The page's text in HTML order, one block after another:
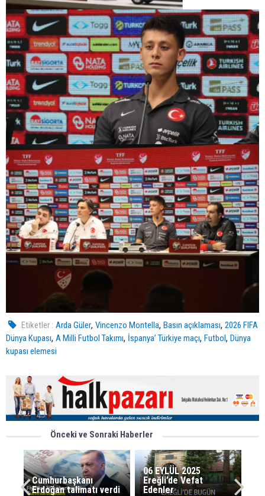
Etiketler : Arda Güler,Vincenzo Montella,Basın açıklaması,2026 FIFA
Dünya Kupası, A Milli Futbol Takımı, İspanya’ Türkiye maçı, Futbol , Dünya
kupası elemesi
Önceki ve Sonraki Haberler
Cumhurbaşkanı
Erdoğan talimatı verdi
06 EYLÜL 2025
Ereğli’de Vefat
Edenler